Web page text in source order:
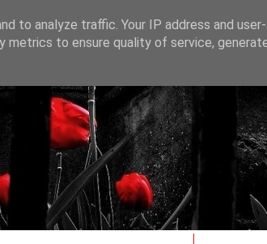
to analyze traffic. Your IP address and
metrics to ensure quality of service,